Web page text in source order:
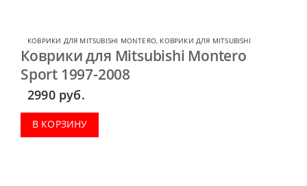
КОВРИКИ ДЛЯ MITSUBISHI MONTERO, КОВРИКИ ДЛЯ MITSUBISHI
Коврики для Mitsubishi Montero
Sport 1997-2008
2990 руб.
В КОРЗИНУ